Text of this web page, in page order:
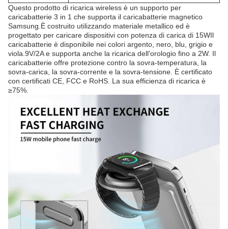
Questo prodotto di ricarica wireless è un supporto per
caricabatterie 3 in 1 che supporta il caricabatterie magnetico
Samsung.È costruito utilizzando materiale metallico ed è
progettato per caricare dispositivi con potenza di carica di 15WIl
caricabatterie è disponibile nei colori argento, nero, blu, grigio e
viola.9V/2A e supporta anche la ricarica dell'orologio fino a 2W. Il
caricabatterie offre protezione contro la sovra-temperatura, la
sovra-carica, la sovra-corrente e la sovra-tensione. È certificato
con certificati CE, FCC e RoHS. La sua efficienza di ricarica è
≥75%.